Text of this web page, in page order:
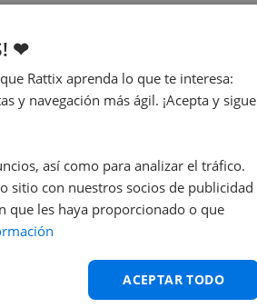
❤
Rattix aprenda lo que te interesa:
y navegación más ágil. ¡Acepta y sigue
así como para analizar el tráfico.
sitio con nuestros socios de publicidad
que les haya proporcionado o que
ACEPTAR TODO